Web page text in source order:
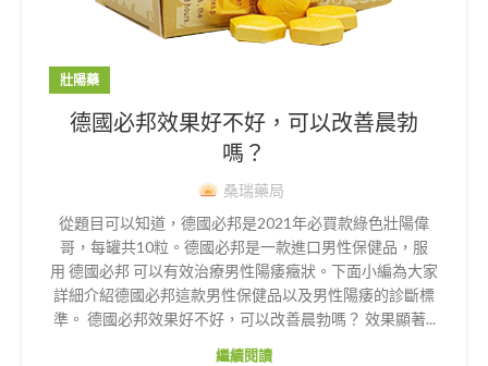
壯陽藥
德國必邦效果好不好，可以改善晨勃
嗎？
桑瑞藥局
從題目可以知道，德國必邦是2021年必買款綠色壯陽偉
哥，每罐共10粒。德國必邦是一款進口男性保健品，服
用 德國必邦 可以有效治療男性陽痿癥狀。下面小編為大家
詳細介紹德國必邦這款男性保健品以及男性陽痿的診斷標
準。 德國必邦效果好不好，可以改善晨勃嗎？ 效果顯著...
繼續閱讀